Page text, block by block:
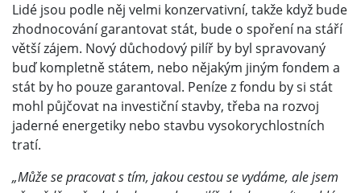
Lidé jsou podle něj velmi konzervativní, takže když bude
zhodnocování garantovat stát, bude o spoření na stáří
větší zájem. Nový důchodový pilíř by byl spravovaný
buď kompletně státem, nebo nějakým jiným fondem a
stát by ho pouze garantoval. Peníze z fondu by si stát
mohl půjčovat na investiční stavby, třeba na rozvoj
jaderné energetiky nebo stavbu vysokorychlostních
tratí.
„Může se pracovat s tím, jakou cestou se vydáme, ale jsem